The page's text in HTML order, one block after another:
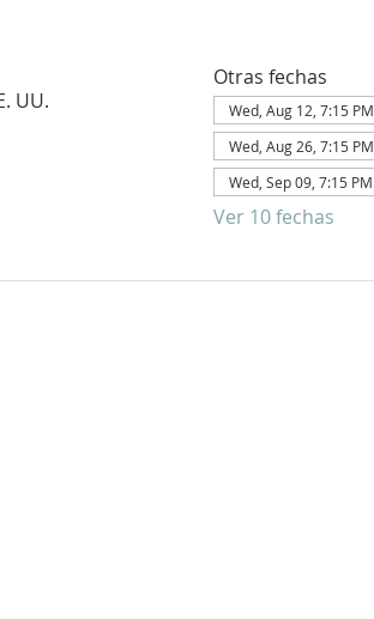
UU.
Otras fechas
Wed, Aug 12, 7:15 PM
Wed, Aug 26, 7:15 PM
Wed, Sep 09, 7:15 PM
Ver 10 fechas